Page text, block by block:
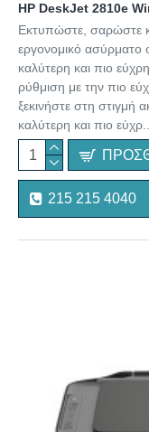
HP DeskJet 2810e
Εκτυπώστε, σαρώστε
εργονομικό ασύρματο
καλύτερη και πιο
ρύθμιση με την πιο
ξεκινήστε στη στιγμή
καλύτερη και πιο εύχρ..
215 215 4040